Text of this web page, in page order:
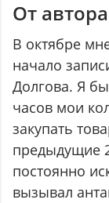
От автора
В октябре
начало
Долгова. Я
часов мои
закупать
предыдущие
постоянно
вызывал